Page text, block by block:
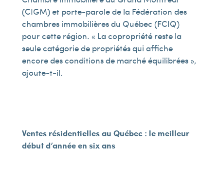
(CIGM) et porte-parole de la Fédération des
chambres immobilières du Québec (FCIQ)
pour cette région. « La copropriété reste la
seule catégorie de propriétés qui affiche
encore des conditions de marché équilibrées »,
ajoute-t-il.
Ventes résidentielles au Québec : le meilleur
début d’année en six ans